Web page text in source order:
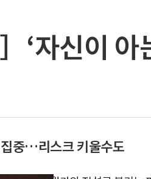
］‘자신이
중…리스크 키울수도